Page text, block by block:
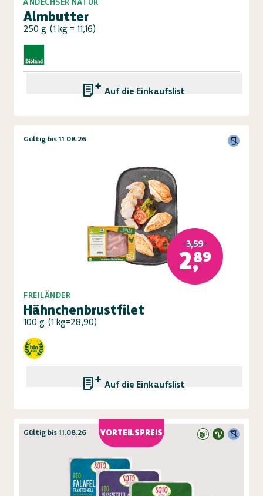
Almbutter
250 g (1 kg = 11,16)
Auf die Einkaufsliste
Gültig bis 11.08.26
3,59
2,89
FREILÄNDER
Hähnchenbrustfilet
100 g (1 kg=28,90)
Auf die Einkaufsliste
VORTEILSPREIS
Gültig bis 11.08.26